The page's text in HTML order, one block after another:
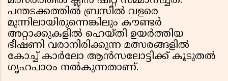
പന്തടക്കത്തിൽ ബ്രസീൽ വളരെ
മുന്നിലായിരുന്നെങ്കിലും കൗണ്ടർ
അറ്റാക്കുകളിൽ ഹെയ്തി ഉയർത്തിയ
ഭീഷണി വരാനിരിക്കുന്ന മത്സരങ്ങളിൽ
കോച്ച് കാർലോ ആൻസലോട്ടിക്ക് കൂടുതൽ
ഗൃഹപാഠം നൽകുന്നതാണ്.